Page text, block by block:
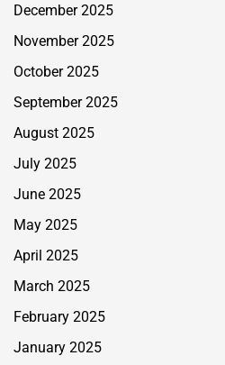
December 2025
November 2025
October 2025
September 2025
August 2025
July 2025
June 2025
May 2025
April 2025
March 2025
February 2025
January 2025